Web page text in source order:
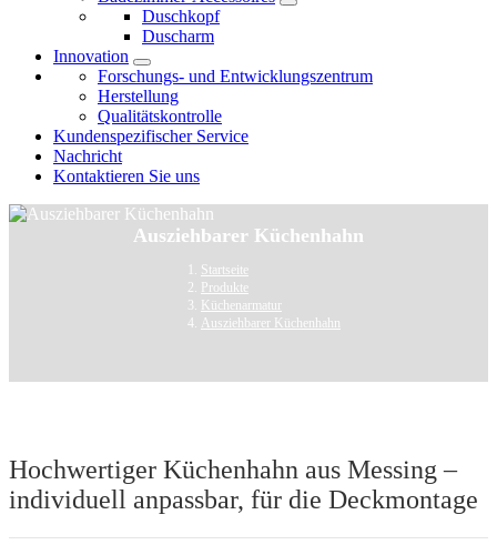
Duschkopf
Duscharm
Innovation
Forschungs- und Entwicklungszentrum
Herstellung
Qualitätskontrolle
Kundenspezifischer Service
Nachricht
Kontaktieren Sie uns
Ausziehbarer Küchenhahn
Startseite
Produkte
Küchenarmatur
Ausziehbarer Küchenhahn
Hochwertiger Küchenhahn aus Messing –
individuell anpassbar, für die Deckmontage